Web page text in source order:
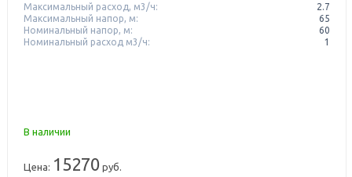
Максимальный расход, м3/ч:
2.7
Максимальный напор, м:
65
Номинальный напор, м:
60
Номинальный расход м3/ч:
1
В наличии
Цена: 15270 руб.